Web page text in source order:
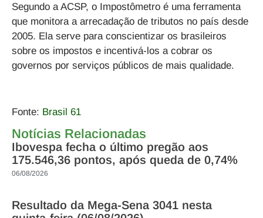
Segundo a ACSP, o Impostômetro é uma ferramenta
que monitora a arrecadação de tributos no país desde
2005. Ela serve para conscientizar os brasileiros
sobre os impostos e incentivá-los a cobrar os
governos por serviços públicos de mais qualidade.
Fonte: Brasil 61
Notícias Relacionadas
Ibovespa fecha o último pregão aos
175.546,36 pontos, após queda de 0,74%
06/08/2026
Resultado da Mega-Sena 3041 nesta